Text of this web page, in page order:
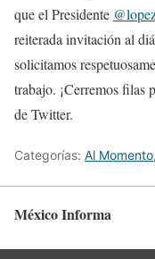
que el Presidente
reiterada invitación al
solicitamos
trabajo. ¡Cerremos filas
de Twitter.
Categorías: Al Momento,
México Informa